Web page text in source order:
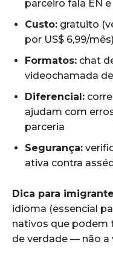
parceiro fala EN e
Custo: gratuito
por US$ 6,99/mês)
Formatos: chat
videochamada
Diferencial:
ajudam com
parceria
Segurança:
ativa contra
Dica para
idioma (essencial
nativos que podem
de verdade — não a